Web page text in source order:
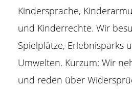
Kindersprache,
und Kinderrechte. Wir
Spielplätze, Erlebnisparks
Umwelten. Kurzum: Wir
und reden über